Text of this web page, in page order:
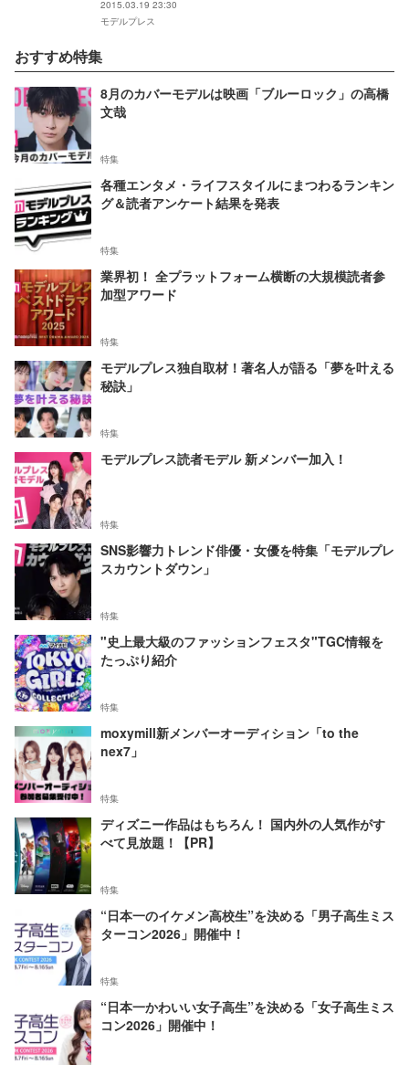
2015.03.19 23:30
モデルプレス
おすすめ特集
8月のカバーモデルは映画「ブルーロック」の高橋
文哉
特集
各種エンタメ・ライフスタイルにまつわるランキン
グ＆読者アンケート結果を発表
特集
業界初！ 全プラットフォーム横断の大規模読者参
加型アワード
特集
モデルプレス独自取材！著名人が語る「夢を叶える
秘訣」
特集
モデルプレス読者モデル 新メンバー加入！
特集
SNS影響力トレンド俳優・女優を特集「モデルプレ
スカウントダウン」
特集
"史上最大級のファッションフェスタ"TGC情報を
たっぷり紹介
特集
moxymill新メンバーオーディション「to the
nex7」
特集
ディズニー作品はもちろん！ 国内外の人気作がす
べて見放題！【PR】
特集
“日本一のイケメン高校生”を決める「男子高生ミス
ターコン2026」開催中！
特集
“日本一かわいい女子高生”を決める「女子高生ミス
コン2026」開催中！